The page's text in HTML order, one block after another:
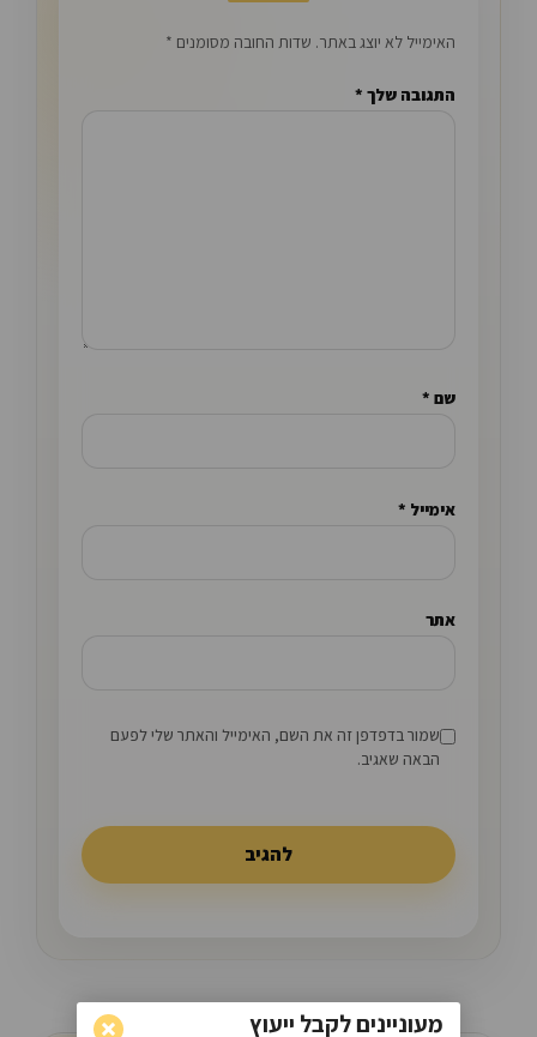
האימייל לא יוצג באתר. שדות החובה מסומנים *
התגובה שלך *
שם *
אימייל *
אתר
שמור בדפדפן זה את השם, האימייל והאתר שלי לפעם
הבאה שאגיב.
מעוניינים לקבל ייעוץ